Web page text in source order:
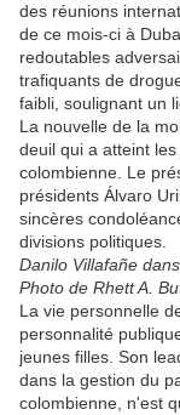
des réunions
de ce mois-ci à
redoutables
trafiquants de
faibli, soulignant un
La nouvelle de la
deuil qui a atteint
colombienne. Le
présidents Álvaro
sincères
divisions politiques.
Danilo Villafañe
Photo de Rhett A.
La vie personnelle
personnalité
jeunes filles. Son
dans la gestion du
colombienne, n'est